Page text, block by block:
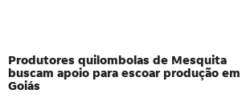
Produtores quilombolas de Mesquita
buscam apoio para escoar produção em
Goiás